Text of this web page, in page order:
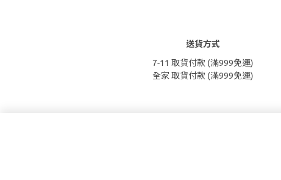
送貨方式
7-11 取貨付款 (滿999免運)
全家 取貨付款 (滿999免運)